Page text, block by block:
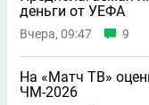
деньги от УЕФА
Вчера, 09:47 9
На «Матч ТВ»
ЧМ-2026